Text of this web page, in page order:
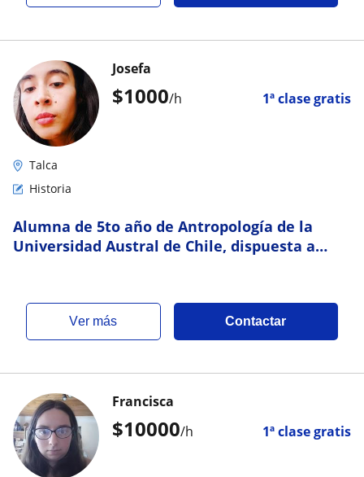
$1000/h 1ª clase gratis
Josefa
Talca
Historia
Alumna de 5to año de Antropología de la
Universidad Austral de Chile, dispuesta a
ver más Contactar
$10000/h 1ª clase gratis
Francisca